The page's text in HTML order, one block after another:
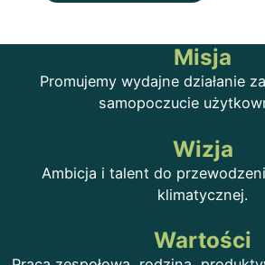
Misja
Promujemy wydajne działanie
samopoczucie
Wizja
Ambicja i talent do
klimatycznej.
Wartości